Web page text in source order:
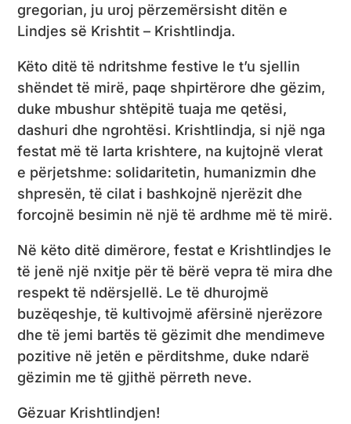
gregorian, ju uroj përzemërsisht ditën e
Lindjes së Krishtit – Krishtlindja.
Këto ditë të ndritshme festive le t’u sjellin
shëndet të mirë, paqe shpirtërore dhe gëzim,
duke mbushur shtëpitë tuaja me qetësi,
dashuri dhe ngrohtësi. Krishtlindja, si një nga
festat më të larta krishtere, na kujtojnë vlerat
e përjetshme: solidaritetin, humanizmin dhe
shpresën, të cilat i bashkojnë njerëzit dhe
forcojnë besimin në një të ardhme më të mirë.
Në këto ditë dimërore, festat e Krishtlindjes le
të jenë një nxitje për të bërë vepra të mira dhe
respekt të ndërsjellë. Le të dhurojmë
buzëqeshje, të kultivojmë afërsinë njerëzore
dhe të jemi bartës të gëzimit dhe mendimeve
pozitive në jetën e përditshme, duke ndarë
gëzimin me të gjithë përreth neve.
Gëzuar Krishtlindjen!